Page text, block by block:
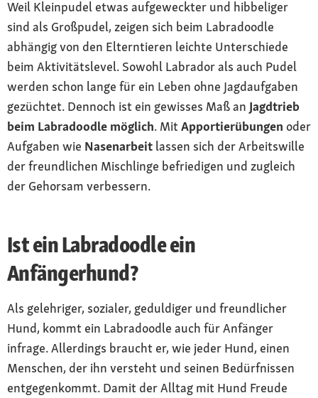
Weil Kleinpudel etwas aufgeweckter und hibbeliger
sind als Großpudel, zeigen sich beim Labradoodle
abhängig von den Elterntieren leichte Unterschiede
beim Aktivitätslevel. Sowohl Labrador als auch Pudel
werden schon lange für ein Leben ohne Jagdaufgaben
gezüchtet. Dennoch ist ein gewisses Maß an Jagdtrieb
beim Labradoodle möglich. Mit Apportierübungen oder
Aufgaben wie Nasenarbeit lassen sich der Arbeitswille
der freundlichen Mischlinge befriedigen und zugleich
der Gehorsam verbessern.
Ist ein Labradoodle ein
Anfängerhund?
Als gelehriger, sozialer, geduldiger und freundlicher
Hund, kommt ein Labradoodle auch für Anfänger
infrage. Allerdings braucht er, wie jeder Hund, einen
Menschen, der ihn versteht und seinen Bedürfnissen
entgegenkommt. Damit der Alltag mit Hund Freude